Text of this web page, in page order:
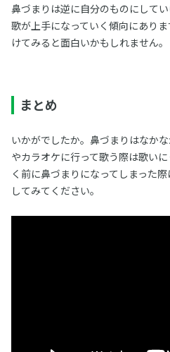
鼻づまりは逆に自分のものにして
歌が上手になっていく傾向にあり
けてみると面白いかもしれません。
まとめ
いかがでしたか。鼻づまりはなか
やカラオケに行って歌う際は歌い
く前に鼻づまりになってしまった
してみてください。